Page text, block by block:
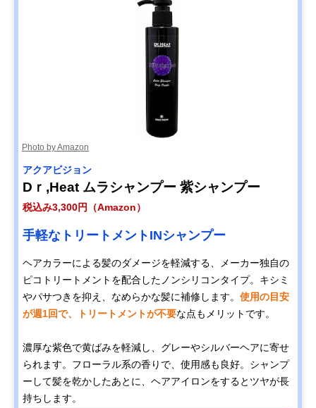
Photo by Amazon
アクアビジョン
Dｒ,Heat ムラシャンプー 紫シャンプー
税込み3,300円（Amazon）
手軽なトリートメントINシャンプー
ヘアカラーによる髪のダメージを軽減する、メーカー独自の
ピコトリートメントを配合したノンシリコンタイプ。キシミ
やパサつきを抑え、なめらかな髪に補修します。 使用の目安
が週1回で、トリートメントが不要な点もメリットです。
濃厚な紫色で黄ばみを軽減し、グレーやシルバーヘアに寄せ
られます。フローラル系の香りで、使用感も良好。シャンプ
ーして髪を乾かしたあとに、ヘアアイロンをするとツヤが長
持ちします。